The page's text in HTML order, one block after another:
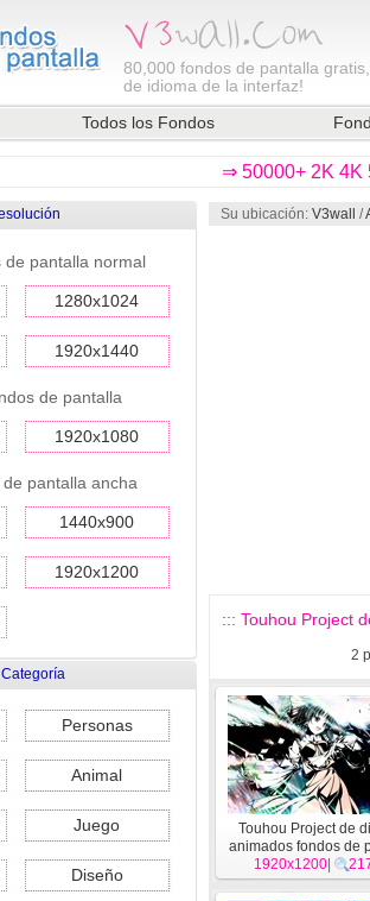
80,000 fondos de pantalla
de idioma de la interfaz!
Todos los Fondos
⇒ 50000+ 2K 4K
de pantalla normal
1280x1024
1920x1440
de pantalla
1920x1080
pantalla ancha
1440x900
1920x1200
Personas
Animal
Juego
Diseño
Su ubicación: V3wall /
::: Touhou Project
2
Touhou Project de
animados fondos de
de alta definición
1920x1200